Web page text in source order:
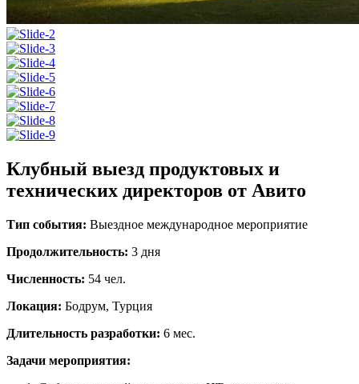
Клубный выезд продуктовых и
технических директоров от Авито
Тип события: Выездное международное мероприятие
Продолжительность: 3 дня
Численность: 54 чел.
Локация: Бодрум, Турция
Длительность разработки: 6 мес.
Задачи мероприятия: